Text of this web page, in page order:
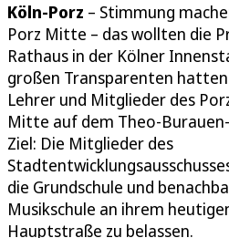
Köln-Porz – Stimmung
Porz Mitte – das wollten die
Rathaus in der Kölner
großen Transparenten
Lehrer und Mitglieder des
Mitte auf dem Theo-
Ziel: Die Mitglieder des
die Grundschule und
Musikschule an ihrem
Hauptstraße zu belassen.